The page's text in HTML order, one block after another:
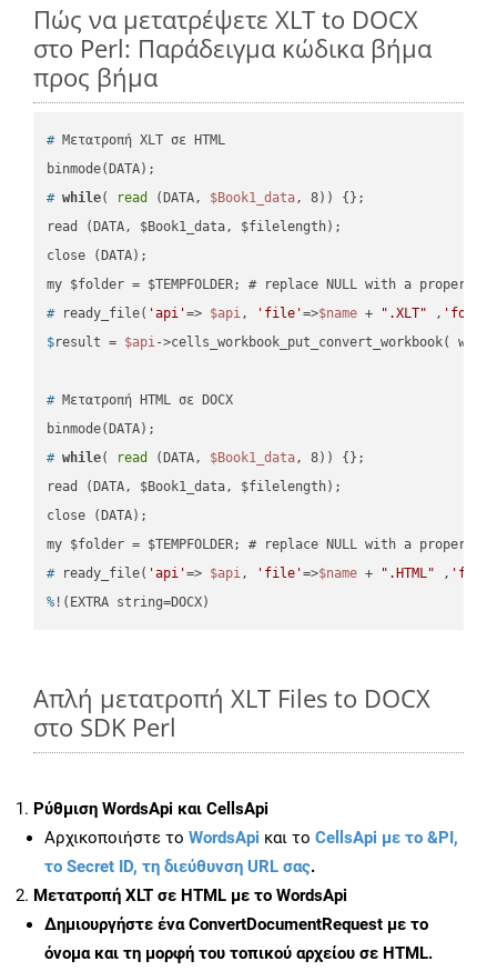
Πώς να μετατρέψετε XLT to DOCX
στο Perl: Παράδειγμα κώδικα βήμα
προς βήμα
# Μετατροπή XLT σε HTML
# while( read (DATA, $Book1_data, 8)) {};
read (DATA, $Book1_data, $filelength);
close (DATA);
# ready_file( 'api'=> $api, 'file'=>$name + ".XLT" ,
$result = $api->cells_workbook_put_convert_workbook(
# Μετατροπή HTML σε DOCX
# while( read (DATA, $Book1_data, 8)) {};
read (DATA, $Book1_data, $filelength);
close (DATA);
# ready_file( 'api'=> $api, 'file'=>$name + ".HTML" ,
% !(EXTRA string=DOCX)
Απλή μετατροπή XLT Files to DOCX
στο SDK Perl
Ρύθμιση WordsApi και CellsApi
Αρχικοποιήστε το WordsApi και το CellsApi με το &PI,
το Secret ID, τη διεύθυνση URL σας.
Μετατροπή XLT σε HTML με το WordsApi
Δημιουργήστε έναConvertDocumentRequest με το
όνομα και τη μορφή του τοπικού αρχείου σε HTML.